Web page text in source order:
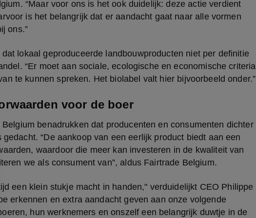
“Maar voor ons is het ook duidelijk: deze actie verdient
is het belangrijk dat er aandacht gaat naar alle vormen
ons.”
lokaal geproduceerde landbouwproducten niet per definitie
“Er moet aan sociale, ecologische en economische criteria
te kunnen spreken. Het biolabel valt hier bijvoorbeeld onder.”
voor de boer
benadrukken dat producenten en consumenten dichter
gedacht. “De aankoop van een eerlijk product biedt aan een
waardoor die meer kan investeren in de kwaliteit van
we als consument van”, aldus Fairtrade Belgium.
een klein stukje macht in handen," verduidelijkt CEO Philippe
erkennen en extra aandacht geven aan onze volgende
hun werknemers en onszelf een belangrijk duwtje in de